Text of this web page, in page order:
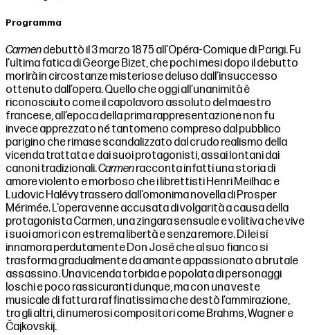
Programma
Carmendebuttò il 3 marzo 1875 all’Opéra-Comique di Parigi. Fu
l’ultima fatica di George Bizet, che pochi mesi dopo il debutto
morirà in circostanze misteriose deluso dall’insuccesso
ottenuto dall’opera. Quello che oggi all’unanimità è
riconosciuto come il capolavoro assoluto del maestro
francese, all’epoca della prima rappresentazione non fu
invece apprezzato né tantomeno compreso dal pubblico
parigino che rimase scandalizzato dal crudo realismo della
vicenda trattata e dai suoi protagonisti, assai lontani dai
canoni tradizionali.Carmenracconta infatti una storia di
amore violento e morboso che i librettisti Henri Meilhac e
Ludovic Halévy trassero dall’omonima novella di Prosper
Mérimée. L’opera venne accusata di volgarità a causa della
protagonista Carmen, una zingara sensuale e volitiva che vive
i suoi amori con estrema libertà e senza remore. Di lei si
innamora perdutamente Don José che al suo fianco si
trasforma gradualmente da amante appassionato a brutale
assassino. Una vicenda torbida e popolata di personaggi
loschi e poco rassicuranti dunque, ma con una veste
musicale di fattura raffinatissima che destò l’ammirazione,
tra gli altri, di numerosi compositori come Brahms, Wagner e
Čajkovskij.